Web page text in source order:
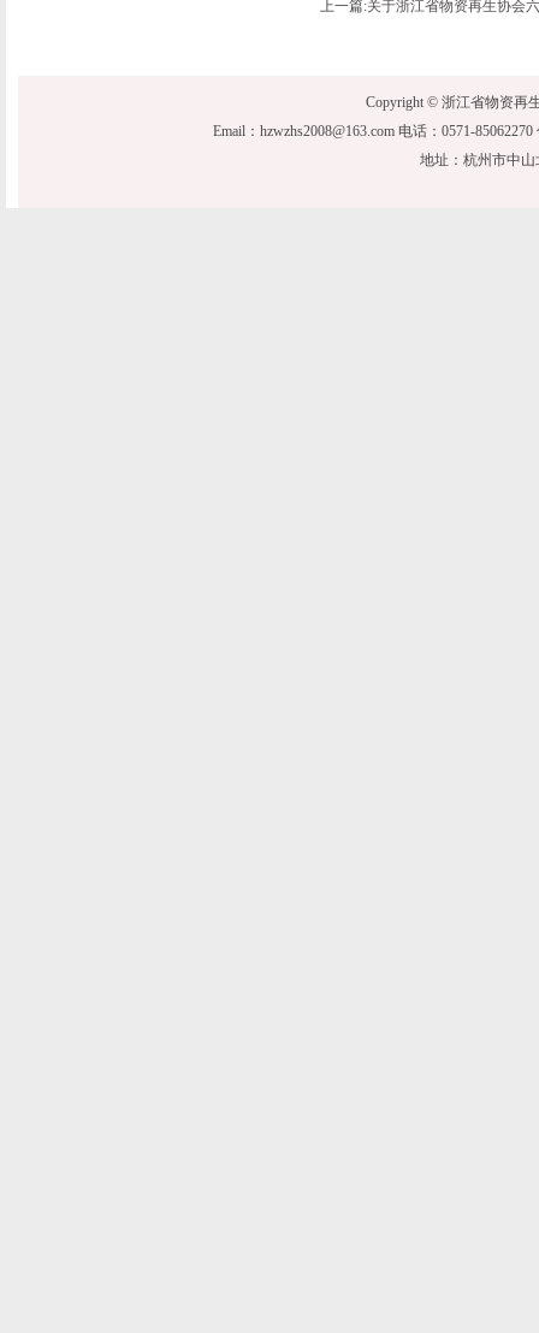
上一篇:关于浙江省物资再生协会
Copyright © 浙江省物资再
Email：hzwzhs2008@163.com 电话：0571-
地址：杭州市中山